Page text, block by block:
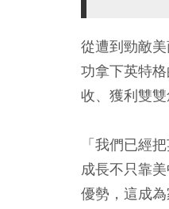
從遭到勁敵
功拿下英特
收、獲利雙
「我們已經
成長不只靠
優勢，這成為